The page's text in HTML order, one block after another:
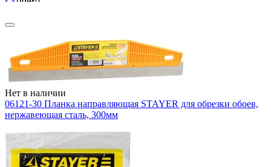
Нет в наличии
06121-30 Планка направляющая STAYER для обрезки обоев,
нержавеющая сталь, 300мм